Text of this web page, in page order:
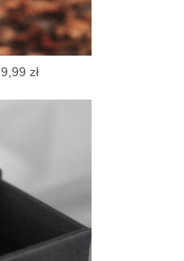
Pierwotna
9,99 złAktualna